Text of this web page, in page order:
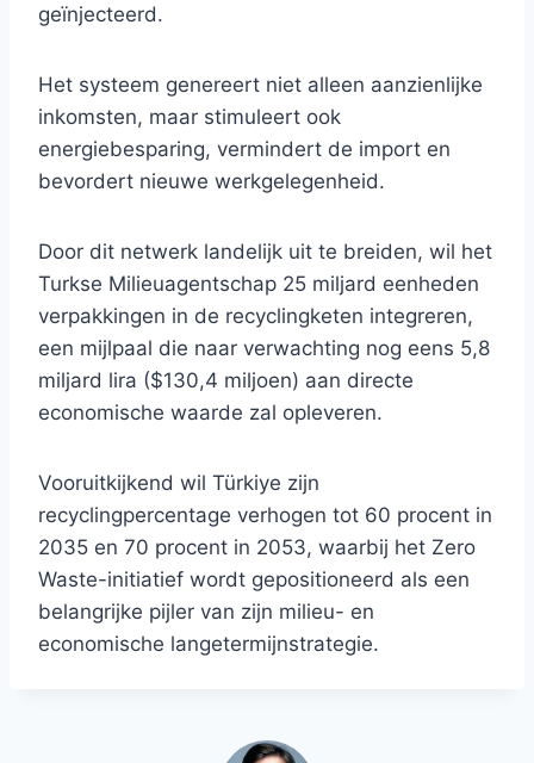
geïnjecteerd.
Het systeem genereert niet alleen aanzienlijke
inkomsten, maar stimuleert ook
energiebesparing, vermindert de import en
bevordert nieuwe werkgelegenheid.
Door dit netwerk landelijk uit te breiden, wil het
Turkse Milieuagentschap 25 miljard eenheden
verpakkingen in de recyclingketen integreren,
een mijlpaal die naar verwachting nog eens 5,8
miljard lira ($130,4 miljoen) aan directe
economische waarde zal opleveren.
Vooruitkijkend wil Türkiye zijn
recyclingpercentage verhogen tot 60 procent in
2035 en 70 procent in 2053, waarbij het Zero
Waste-initiatief wordt gepositioneerd als een
belangrijke pijler van zijn milieu- en
economische langetermijnstrategie.